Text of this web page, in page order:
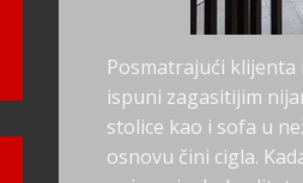
Posmatrajući
ispuni zagasitijim
stolice kao i sofa u
osnovu čini cigla.